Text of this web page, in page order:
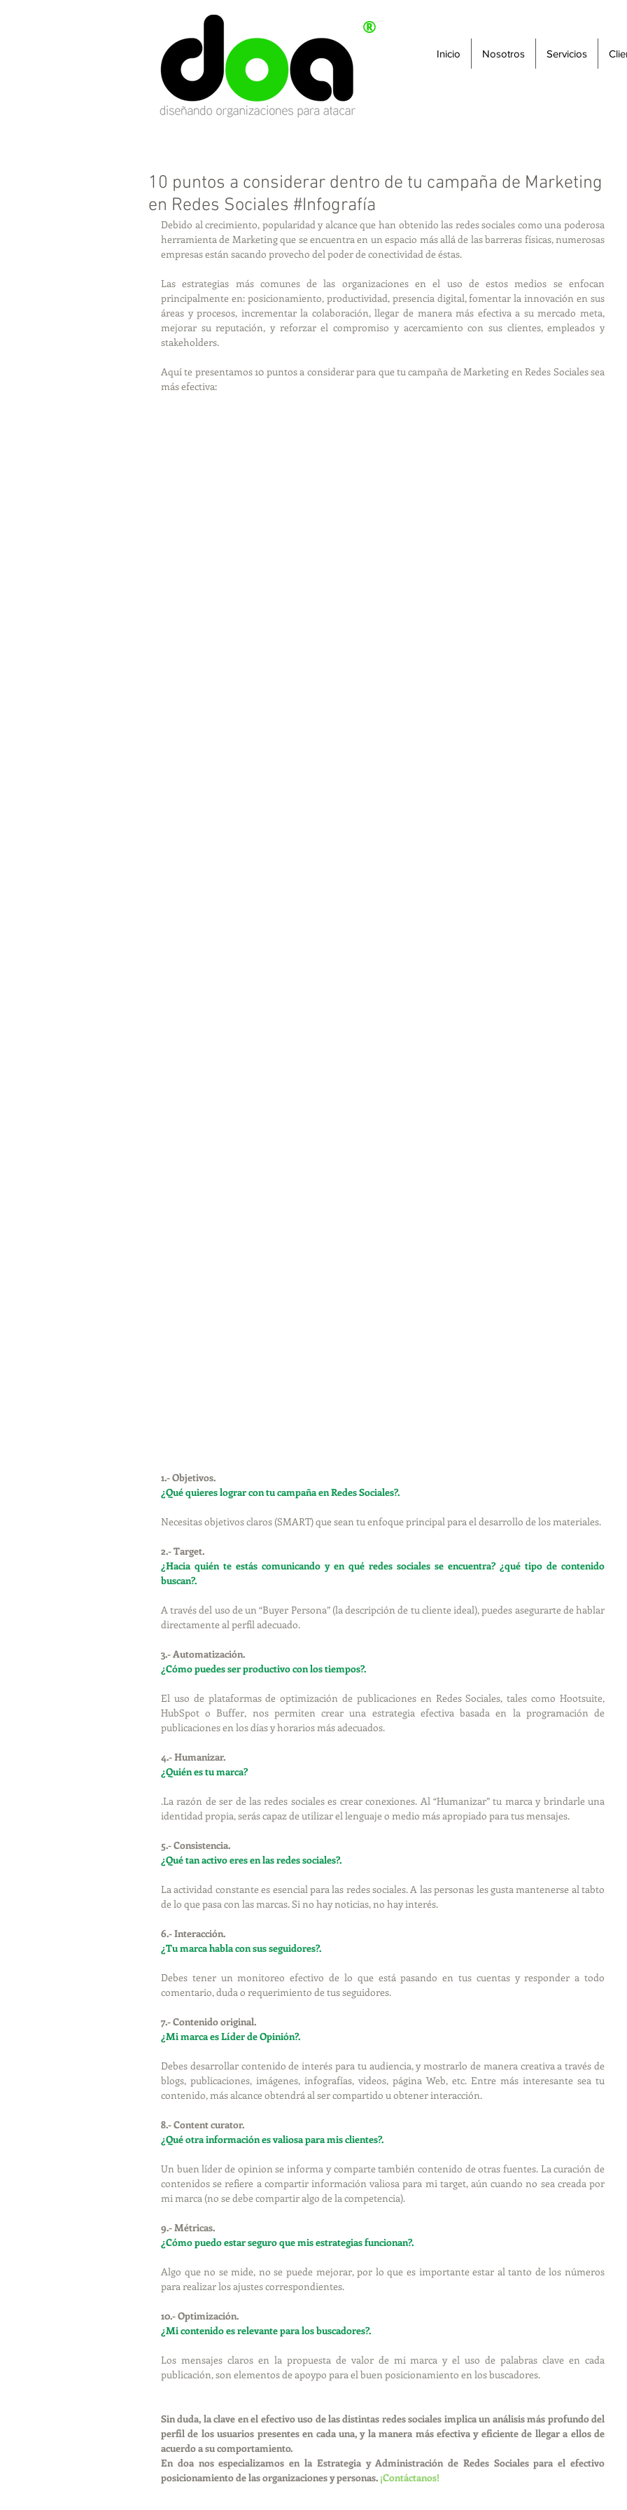
®
Inicio Nosotros Servicios
10 puntos a considerar dentro de tu campaña de Marketing
en Redes Sociales #Infografía
Debido al crecimiento, popularidad y alcance que han obtenido las redes sociales como una poderosa
herramienta de Marketing que se encuentra en un espacio más allá de las barreras físicas, numerosas
empresas están sacando provecho del poder de conectividad de éstas.
Las estrategias más comunes de las organizaciones en el uso de estos medios se enfocan
principalmente en: posicionamiento, productividad, presencia digital, fomentar la innovación en sus
áreas y procesos, incrementar la colaboración, llegar de manera más efectiva a su mercado meta,
mejorar su reputación, y reforzar el compromiso y acercamiento con sus clientes, empleados y
stakeholders.
Aquí te presentamos 10 puntos a considerar para que tu campaña de Marketing en Redes Sociales sea
más efectiva:
1.- Objetivos.
¿Qué quieres lograr con tu campaña en Redes Sociales?.
Necesitas objetivos claros (SMART) que sean tu enfoque principal para el desarrollo de los materiales.
2.- Target.
¿Hacia quién te estás comunicando y en qué redes sociales se encuentra? ¿qué tipo de contenido
buscan?.
A través del uso de un “Buyer Persona” (la descripción de tu cliente ideal), puedes asegurarte de hablar
directamente al perfil adecuado.
3.- Automatización.
¿Cómo puedes ser productivo con los tiempos?.
El uso de plataformas de optimización de publicaciones en Redes Sociales, tales como Hootsuite,
HubSpot o Buffer, nos permiten crear una estrategia efectiva basada en la programación de
publicaciones en los días y horarios más adecuados.
4.- Humanizar.
¿Quién es tu marca?
.La razón de ser de las redes sociales es crear conexiones. Al “Humanizar” tu marca y brindarle una
identidad propia, serás capaz de utilizar el lenguaje o medio más apropiado para tus mensajes.
5.- Consistencia.
¿Qué tan activo eres en las redes sociales?.
La actividad constante es esencial para las redes sociales. A las personas les gusta mantenerse al tabto
de lo que pasa con las marcas. Si no hay noticias, no hay interés.
6.- Interacción.
¿Tu marca habla con sus seguidores?.
Debes tener un monitoreo efectivo de lo que está pasando en tus cuentas y responder a todo
comentario, duda o requerimiento de tus seguidores.
7.- Contenido original.
¿Mi marca es Líder de Opinión?.
Debes desarrollar contenido de interés para tu audiencia, y mostrarlo de manera creativa a través de
blogs, publicaciones, imágenes, infografías, videos, página Web, etc. Entre más interesante sea tu
contenido, más alcance obtendrá al ser compartido u obtener interacción.
8.- Content curator.
¿Qué otra información es valiosa para mis clientes?.
Un buen líder de opinion se informa y comparte también contenido de otras fuentes. La curación de
contenidos se refiere a compartir información valiosa para mi target, aún cuando no sea creada por
mi marca (no se debe compartir algo de la competencia).
9.- Métricas.
¿Cómo puedo estar seguro que mis estrategias funcionan?.
Algo que no se mide, no se puede mejorar, por lo que es importante estar al tanto de los números
para realizar los ajustes correspondientes.
10.- Optimización.
¿Mi contenido es relevante para los buscadores?.
Los mensajes claros en la propuesta de valor de mi marca y el uso de palabras clave en cada
publicación, son elementos de apoypo para el buen posicionamiento en los buscadores.
Sin duda, la clave en el efectivo uso de las distintas redes sociales implica un análisis más profundo del
perfil de los usuarios presentes en cada una, y la manera más efectiva y eficiente de llegar a ellos de
acuerdo a su comportamiento.
En doa nos especializamos en la Estrategia y Administración de Redes Sociales para el efectivo
posicionamiento de las organizaciones y personas. ¡Contáctanos!